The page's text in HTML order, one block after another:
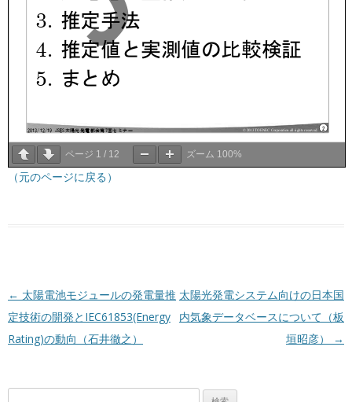
ページ 1 / 12 ズーム 100%
（元のページに戻る）
投稿ナビゲーション
← 太陽電池モジュールの発電量推
定技術の開発とIEC61853(Energy
Rating)の動向（石井徹之）
太陽光発電システム向けの日本国
内気象データベースについて（板
垣昭彦）
→